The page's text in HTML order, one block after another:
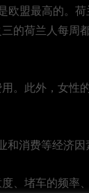
欧盟最高的。
的荷兰人每周
。此外，女性
消费等经济因
、堵车的频率